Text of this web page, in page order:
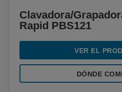
Clavadora/
Rapid PBS121
VER EL
DÓNDE